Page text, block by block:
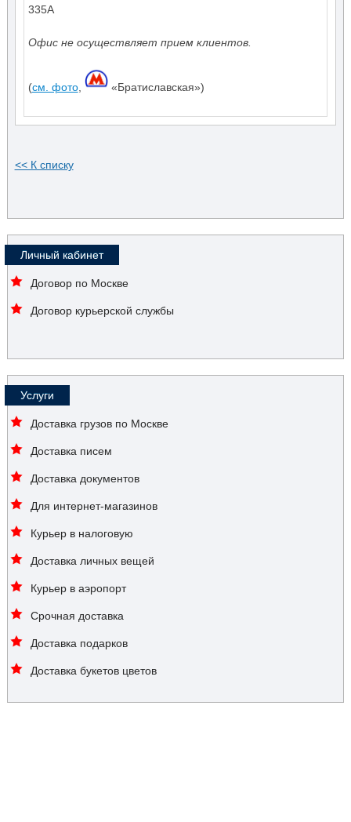
335А
Офис не осуществляет прием клиентов.
(см. фото, «Братиславская»)
<< К списку
Личный кабинет
Договор по Москве
Договор курьерской службы
Услуги
Доставка грузов по Москве
Доставка писем
Доставка документов
Для интернет-магазинов
Курьер в налоговую
Доставка личных вещей
Курьер в аэропорт
Срочная доставка
Доставка подарков
Доставка букетов цветов